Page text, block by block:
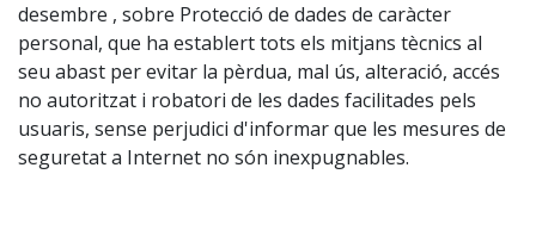
desembre , sobre Protecció de dades de caràcter
personal, que ha establert tots els mitjans tècnics al
seu abast per evitar la pèrdua, mal ús, alteració, accés
no autoritzat i robatori de les dades facilitades pels
usuaris, sense perjudici d'informar que les mesures de
seguretat a Internet no són inexpugnables.